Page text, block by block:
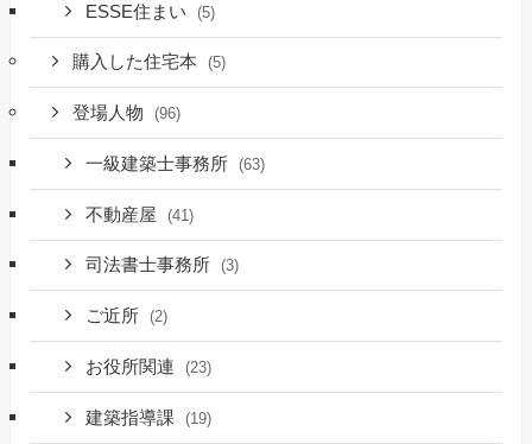
ESSE住まい (5)
購入した住宅本 (5)
登場人物 (96)
一級建築士事務所 (63)
不動産屋 (41)
司法書士事務所 (3)
ご近所 (2)
お役所関連 (23)
建築指導課 (19)